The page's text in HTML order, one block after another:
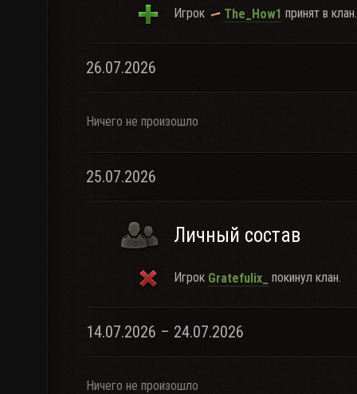
Игрок The_How1 принят в клан.
26.07.2026
Ничего не произошло
25.07.2026
Личный состав
Игрок Gratefulix_ покинул клан.
14.07.2026 – 24.07.2026
Ничего не произошло